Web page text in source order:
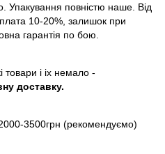
Упакування повністю наше. Від
10-20%, залишок при
гарантія по бою.
товари і іх немало -
доставку.
2000-3500грн (рекомендуємо)